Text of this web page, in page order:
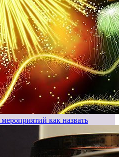
как назвать